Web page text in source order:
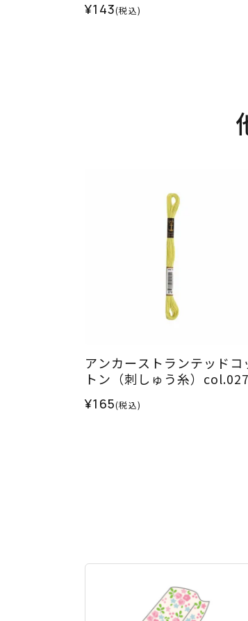
¥143(税込)
アンカーストランテッドコ
トン（刺しゅう糸）
¥165(税込)